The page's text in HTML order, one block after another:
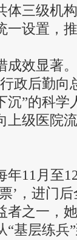
体三级机
一设置，
效显著。
政后勤向
沉”的科
上级医院
11月至12
’，进门
者之一，
“基层练兵